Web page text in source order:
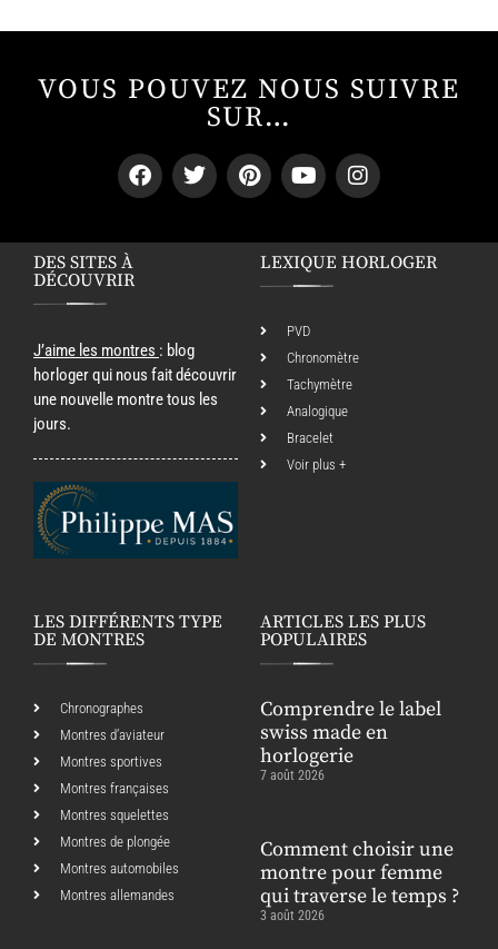
VOUS POUVEZ NOUS SUIVRE
SUR…
DES SITES À
DÉCOUVRIR
J’aime les montres : blog
horloger qui nous fait découvrir
une nouvelle montre tous les
jours.
LEXIQUE HORLOGER
PVD
Chronomètre
Tachymètre
Analogique
Bracelet
Voir plus +
LES DIFFÉRENTS TYPE
DE MONTRES
Chronographes
Montres d’aviateur
Montres sportives
Montres françaises
Montres squelettes
Montres de plongée
Montres automobiles
Montres allemandes
ARTICLES LES PLUS
POPULAIRES
Comprendre le label
swiss made en
horlogerie
7 août 2026
Comment choisir une
montre pour femme
qui traverse le temps ?
3 août 2026